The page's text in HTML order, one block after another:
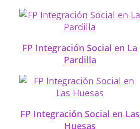
FP Integración Social en La
Pardilla
FP Integración Social en Las
Huesas